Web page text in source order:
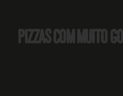
Pizzas com